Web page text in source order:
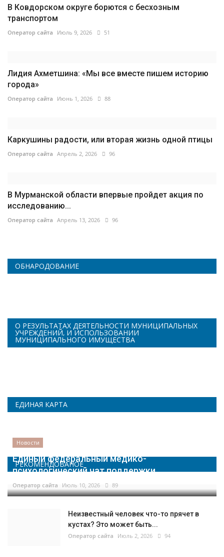
В Ковдорском округе борются с бесхозным
транспортом
Оператор сайта Июль 9, 2026 51
Лидия Ахметшина: «Мы все вместе пишем историю
города»
Оператор сайта Июнь 1, 2026 88
Каркушины радости, или вторая жизнь одной птицы
Оператор сайта Апрель 2, 2026 96
В Мурманской области впервые пройдет акция по
исследованию...
Оператор сайта Апрель 13, 2026 96
ОБНАРОДОВАНИЕ
О РЕЗУЛЬТАТАХ ДЕЯТЕЛЬНОСТИ МУНИЦИПАЛЬНЫХ
УЧРЕЖДЕНИЙ, И ИСПОЛЬЗОВАНИИ
МУНИЦИПАЛЬНОГО ИМУЩЕСТВА
ЕДИНАЯ КАРТА
РЕКОМЕНДОВАНОЕ
Новости
Единый федеральный медико-
психологический чат поддержки...
Оператор сайта Июль 10, 2026 89
Неизвестный человек что-то прячет в
кустах? Это может быть...
Оператор сайта Июль 2, 2026 94